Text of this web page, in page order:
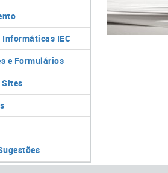
IEC
e Formulários
Sites